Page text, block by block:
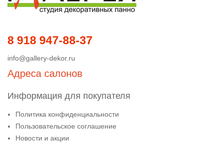
8 918 947-88-37
info@gallery-dekor.ru
Адреса салонов
Информация для покупателя
Политика конфиденциальности
Пользовательское соглашение
Новости и акции